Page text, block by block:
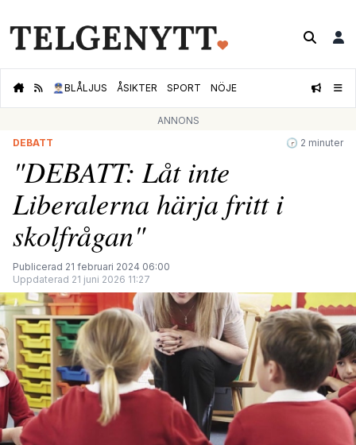
👮🏻‍♂️BLÅLJUS ÅSIKTER SPORT NÖJE
ANNONS
DEBATT
🕝 2 minuter
"DEBATT: Låt inte
Liberalerna härja fritt i
skolfrågan"
Publicerad 21 februari 2024 06:00
Uppdaterad 21 juni 2026 11:27